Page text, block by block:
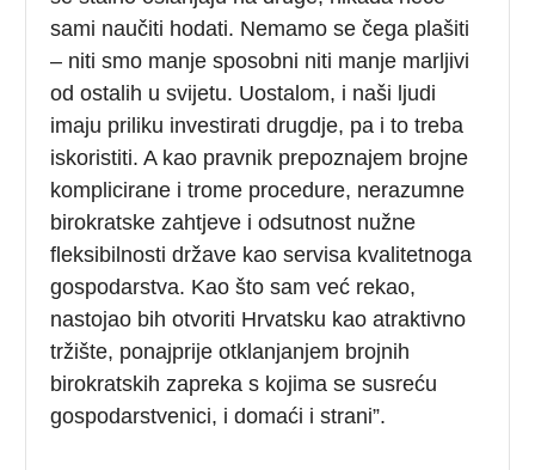
sami naučiti hodati. Nemamo se čega plašiti
– niti smo manje sposobni niti manje marljivi
od ostalih u svijetu. Uostalom, i naši ljudi
imaju priliku investirati drugdje, pa i to treba
iskoristiti. A kao pravnik prepoznajem brojne
komplicirane i trome procedure, nerazumne
birokratske zahtjeve i odsutnost nužne
fleksibilnosti države kao servisa kvalitetnoga
gospodarstva. Kao što sam već rekao,
nastojao bih otvoriti Hrvatsku kao atraktivno
tržište, ponajprije otklanjanjem brojnih
birokratskih zapreka s kojima se susreću
gospodarstvenici, i domaći i strani”.